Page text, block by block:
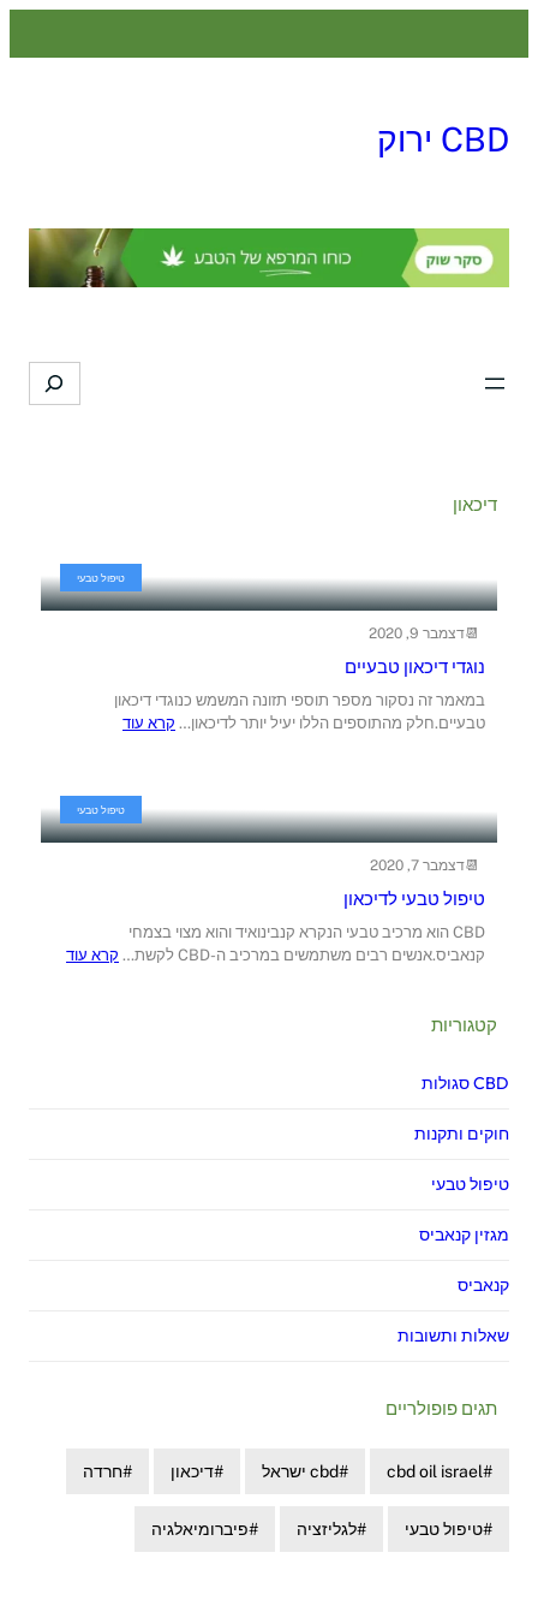
CBD ירוק
Search
דיכאון
טיפול טבעי
דצמבר 9, 2020
נוגדי דיכאון טבעיים
במאמר זה נסקור מספר תוספי תזונה המשמש כנוגדי דיכאון
טבעיים.חלק מהתוספים הללו יעיל יותר לדיכאון… קרא עוד
טיפול טבעי
דצמבר 7, 2020
טיפול טבעי לדיכאון
CBD הוא מרכיב טבעי הנקרא קנבינואיד והוא מצוי בצמחי
קנאביס.אנשים רבים משתמשים במרכיב ה-CBD לקשת…
קרא עוד
קטגוריות
CBD סגולות
חוקים ותקנות
טיפול טבעי
מגזין קנאביס
קנאביס
שאלות ותשובות
תגים פופולריים
cbd oil israel cbd ישראל דיכאון חרדה
טיפול טבעי לגליזציה פיברומיאלגיה